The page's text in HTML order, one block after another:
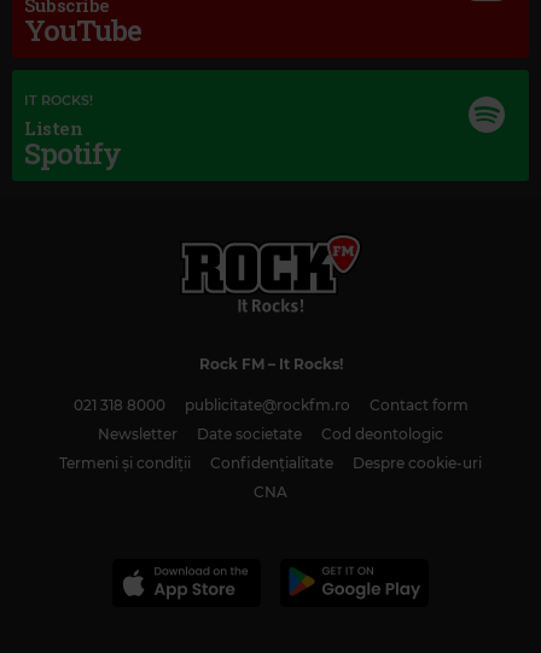
EDVARD GRIEG–HOLBERG SUITE, OP. 40: I. PRÄLUDIUM (ALLEGRO
YouTube
IT ROCKS!
Listen
Spotify
Rock FM– It Rocks!
021 318 8000 publicitate@rockfm.ro
Contact form
Newsletter
Date societate
Cod deontologic
Termeni și condiții
Confidențialitate
Despre cookie-uri
CNA